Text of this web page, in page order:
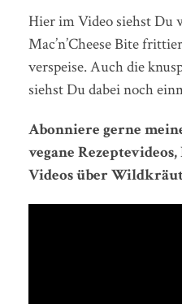
Hier im Video siehst Du
Mac’n’Cheese Bite
verspeise. Auch die
siehst Du dabei noch
Abonniere gerne
vegane
Videos über